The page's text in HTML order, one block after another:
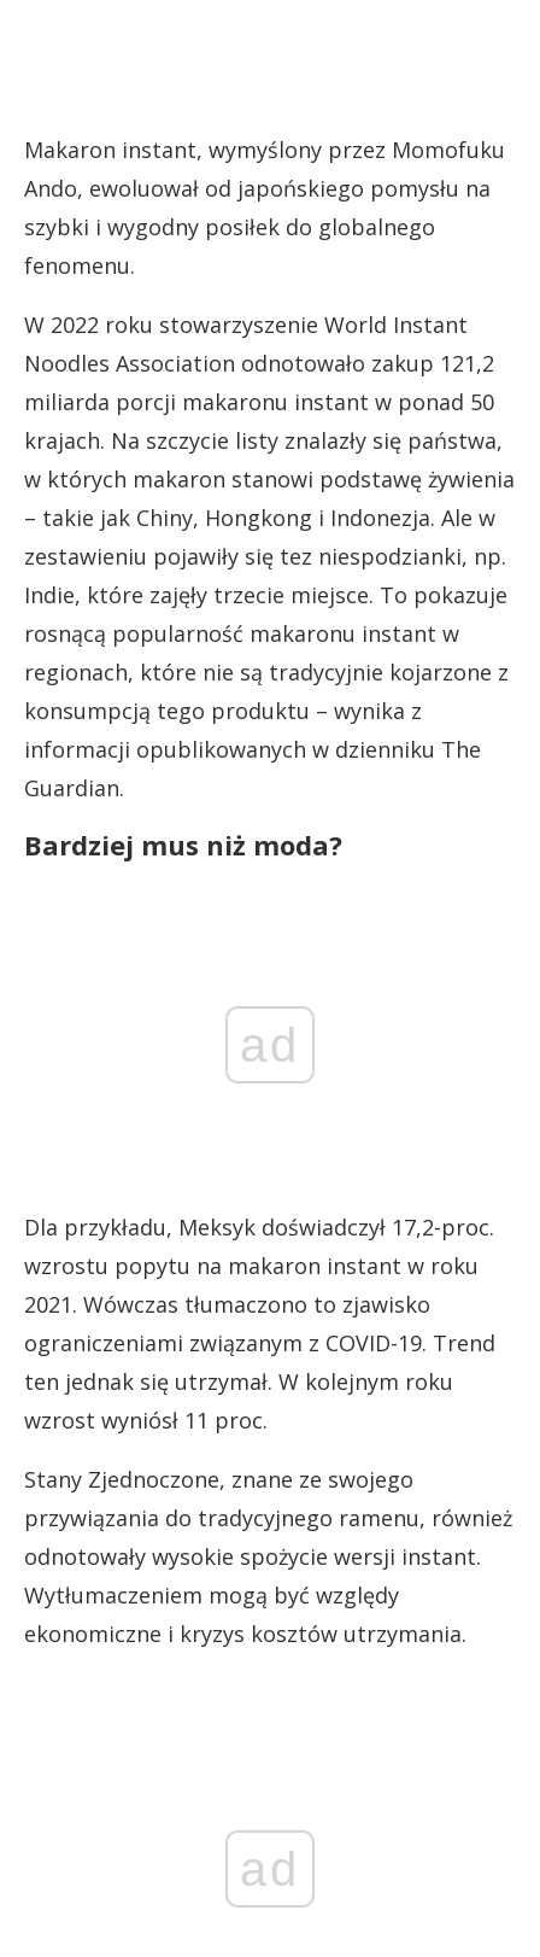
Makaron instant, wymyślony przez Momofuku
Ando, ewoluował od japońskiego pomysłu na
szybki i wygodny posiłek do globalnego
fenomenu.
W 2022 roku stowarzyszenie World Instant
Noodles Association odnotowało zakup 121,2
miliarda porcji makaronu instant w ponad 50
krajach. Na szczycie listy znalazły się państwa,
w których makaron stanowi podstawę żywienia
– takie jak Chiny, Hongkong i Indonezja. Ale w
zestawieniu pojawiły się tez niespodzianki, np.
Indie, które zajęły trzecie miejsce. To pokazuje
rosnącą popularność makaronu instant w
regionach, które nie są tradycyjnie kojarzone z
konsumpcją tego produktu – wynika z
informacji opublikowanych w dzienniku The
Guardian.
Bardziej mus niż moda?
ad
Dla przykładu, Meksyk doświadczył 17,2-proc.
wzrostu popytu na makaron instant w roku
2021. Wówczas tłumaczono to zjawisko
ograniczeniami związanym z COVID-19. Trend
ten jednak się utrzymał. W kolejnym roku
wzrost wyniósł 11 proc.
Stany Zjednoczone, znane ze swojego
przywiązania do tradycyjnego ramenu, również
odnotowały wysokie spożycie wersji instant.
Wytłumaczeniem mogą być względy
ekonomiczne i kryzys kosztów utrzymania.
ad